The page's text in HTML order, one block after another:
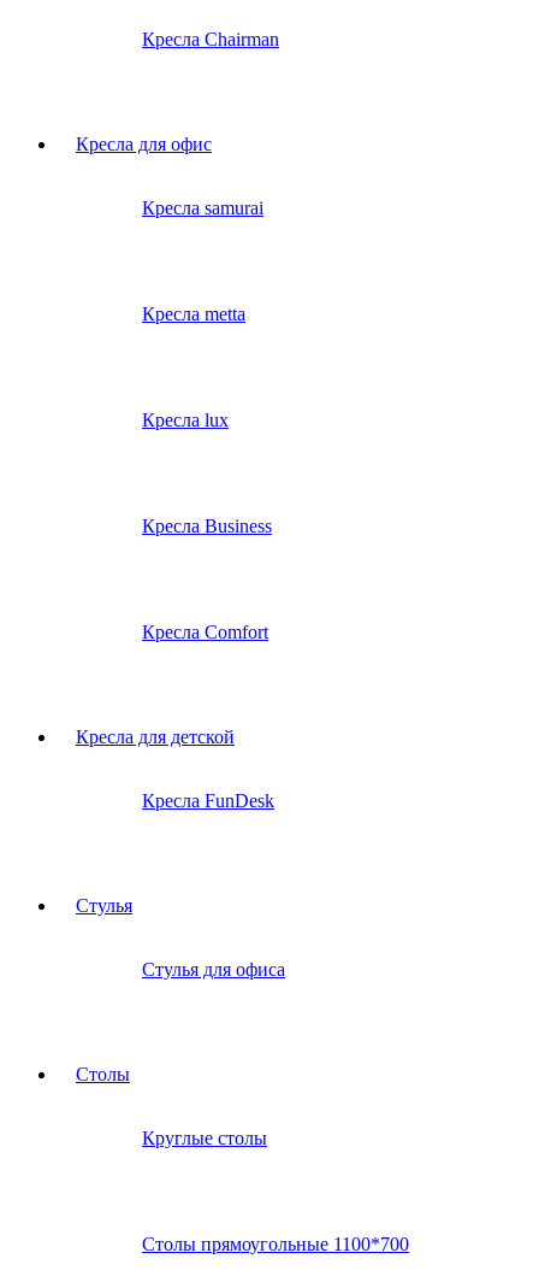
Кресла Chairman
Кресла для офис
Кресла samurai
Кресла metta
Кресла lux
Кресла Business
Кресла Comfort
Кресла для детской
Кресла FunDesk
Стулья
Стулья для офиса
Столы
Круглые столы
Столы прямоугольные 1100*700